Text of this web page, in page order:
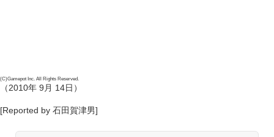
(C)Gamepot Inc. All Rights Reserved.
（2010年 9月 14日）
[Reported by 石田賀津男]